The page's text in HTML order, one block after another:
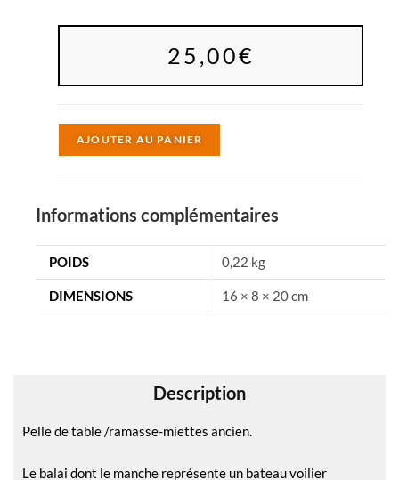
25,00€
AJOUTER AU PANIER
n
a
t
:
Informations complémentaires
POIDS 0,22 kg
DIMENSIONS 16 × 8 × 20 cm
Description
Pelle de table /ramasse-miettes ancien.
Le balai dont le manche représente un bateau voilier